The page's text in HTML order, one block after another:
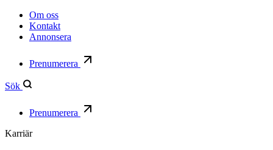
Om oss
Kontakt
Annonsera
Prenumerera
Sök
Prenumerera
Karriär